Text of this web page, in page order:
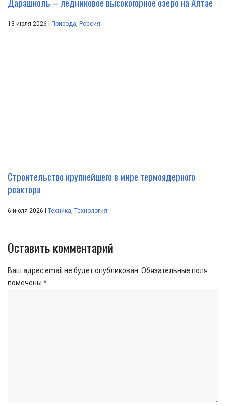
13 июля 2026 Природа, Россия
Строительство крупнейшего в мире термоядерного
реактора
6 июля 2026 Техника, Технология
Оставить комментарий
Ваш адрес email не будет опубликован. Обязательные поля
помечены *